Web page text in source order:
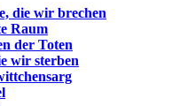
die wir brechen
Raum
der Toten
wir sterben